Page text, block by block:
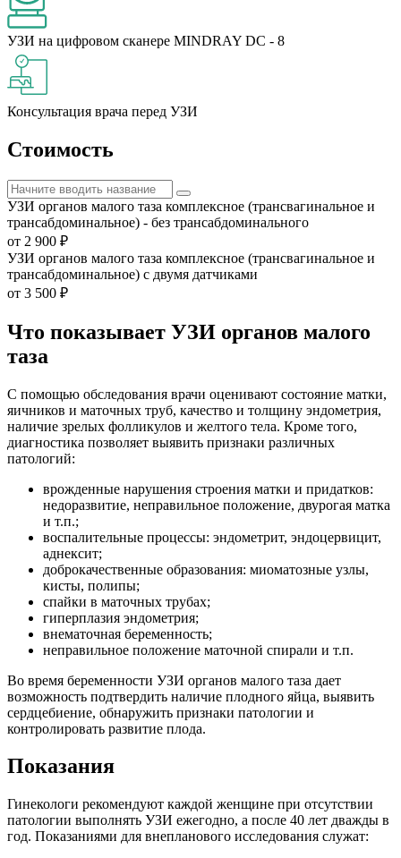
УЗИ на цифровом сканере MINDRAY DC - 8
Консультация врача перед УЗИ
Стоимость
УЗИ органов малого таза комплексное (трансвагинальное и
трансабдоминальное) - без трансабдоминального
от 2 900 ₽
УЗИ органов малого таза комплексное (трансвагинальное и
трансабдоминальное) с двумя датчиками
от 3 500 ₽
Что показывает УЗИ органов малого
таза
С помощью обследования врачи оценивают состояние матки,
яичников и маточных труб, качество и толщину эндометрия,
наличие зрелых фолликулов и желтого тела. Кроме того,
диагностика позволяет выявить признаки различных
патологий:
врожденные нарушения строения матки и придатков:
недоразвитие, неправильное положение, двурогая матка
и т.п.;
воспалительные процессы: эндометрит, эндоцервицит,
аднексит;
доброкачественные образования: миоматозные узлы,
кисты, полипы;
спайки в маточных трубах;
гиперплазия эндометрия;
внематочная беременность;
неправильное положение маточной спирали и т.п.
Во время беременности УЗИ органов малого таза дает
возможность подтвердить наличие плодного яйца, выявить
сердцебиение, обнаружить признаки патологии и
контролировать развитие плода.
Показания
Гинекологи рекомендуют каждой женщине при отсутствии
патологии выполнять УЗИ ежегодно, а после 40 лет дважды в
год. Показаниями для внепланового исследования служат: